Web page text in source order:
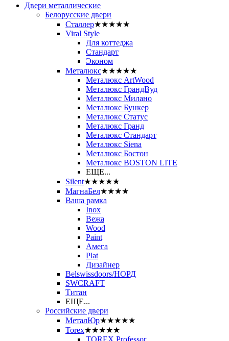
Двери металлические
Белорусские двери
Сталлер★★★★★
Viral Style
Для коттеджа
Стандарт
Эконом
Металюкс★★★★★
Металюкс ArtWood
Металюкс ГрандВуд
Металюкс Милано
Металюкс Бункер
Металюкс Статус
Металюкс Гранд
Металюкс Стандарт
Металюкс Siena
Металюкс Бостон
Металюкс BOSTON LITE
ЕЩЕ...
Silent★★★★★
МагнаБел★★★★
Ваша рамка
Inox
Вежа
Wood
Paint
Амега
Plat
Дизайнер
Belswissdoors/НОРД
SWCRAFT
Титан
ЕЩЕ...
Российские двери
МеталЮр★★★★★
Torex★★★★★
TOREX Professor